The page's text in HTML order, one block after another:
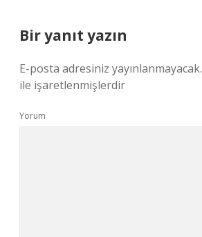
Bir yanıt yazın
E-posta adresiniz yayınlanmayacak.
ile işaretlenmişlerdir
Yorum